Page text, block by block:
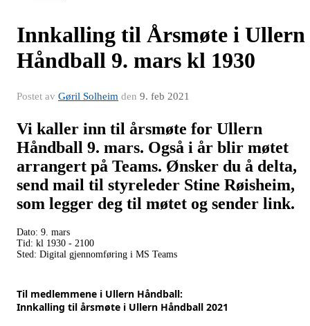
Innkalling til Årsmøte i Ullern
Håndball 9. mars kl 1930
Postet av Gøril Solheim den 9. feb 2021
Vi kaller inn til årsmøte for Ullern
Håndball 9. mars. Også i år blir møtet
arrangert på Teams. Ønsker du å delta,
send mail til styreleder Stine Røisheim,
som legger deg til møtet og sender link.
Dato: 9. mars
Tid: kl 1930 - 2100
Sted: Digital gjennomføring i MS Teams
Til medlemmene i Ullern Håndball:
Innkalling til årsmøte i Ullern Håndball 2021